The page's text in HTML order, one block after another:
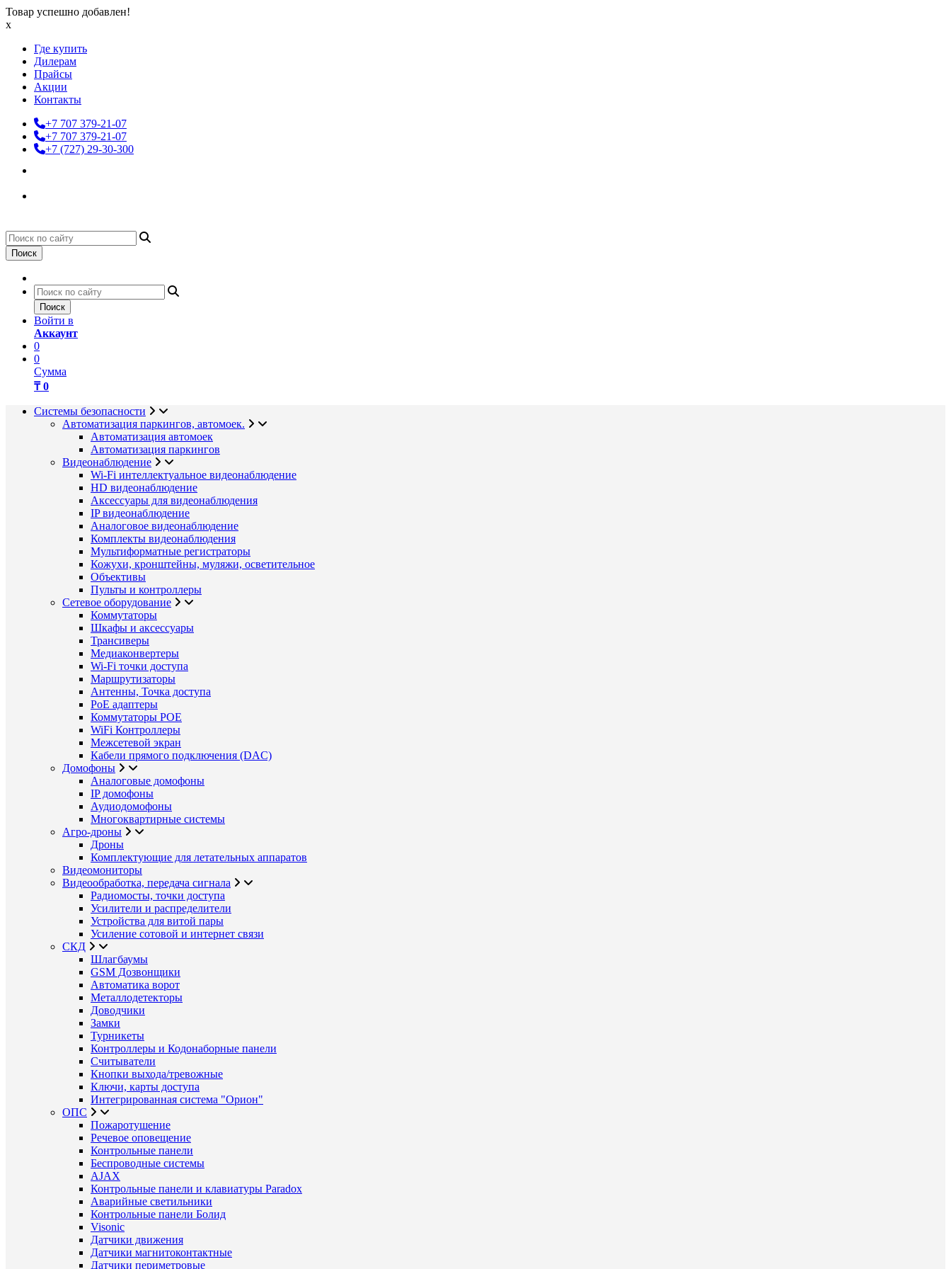
Товар успешно добавлен!
x
Где купить
Дилерам
Прайсы
Акции
Контакты
+7 707 379-21-07
+7 707 379-21-07
+7 (727) 29-30-300
Поиск
Поиск
Войти в
Аккаунт
0
0
Сумма
₸ 0
Системы безопасности
Автоматизация паркингов, автомоек.
Автоматизация автомоек
Автоматизация паркингов
Видеонаблюдение
Wi-Fi интеллектуальное видеонаблюдение
HD видеонаблюдение
Аксессуары для видеонаблюдения
IP видеонаблюдение
Аналоговое видеонаблюдение
Комплекты видеонаблюдения
Мультиформатные регистраторы
Кожухи, кронштейны, муляжи, осветительное
Объективы
Пульты и контроллеры
Сетевое оборудование
Коммутаторы
Шкафы и аксессуары
Трансиверы
Медиаконвертеры
Wi-Fi точки доступа
Маршрутизаторы
Антенны, Точка доступа
PoE адаптеры
Коммутаторы POE
WiFi Контроллеры
Межсетевой экран
Кабели прямого подключения (DAC)
Домофоны
Аналоговые домофоны
IP домофоны
Аудиодомофоны
Многоквартирные системы
Агро-дроны
Дроны
Комплектующие для летательных аппаратов
Видеомониторы
Видеообработка, передача сигнала
Радиомосты, точки доступа
Усилители и распределители
Устройства для витой пары
Усиление сотовой и интернет связи
СКД
Шлагбаумы
GSM Дозвонщики
Автоматика ворот
Металлодетекторы
Доводчики
Замки
Турникеты
Контроллеры и Кодонаборные панели
Считыватели
Кнопки выхода/тревожные
Ключи, карты доступа
Интегрированная система "Орион"
ОПС
Пожаротушение
Речевое оповещение
Контрольные панели
Беспроводные системы
AJAX
Контрольные панели и клавиатуры Paradox
Аварийные светильники
Контрольные панели Болид
Visonic
Датчики движения
Датчики магнитоконтактные
Датчики периметровые